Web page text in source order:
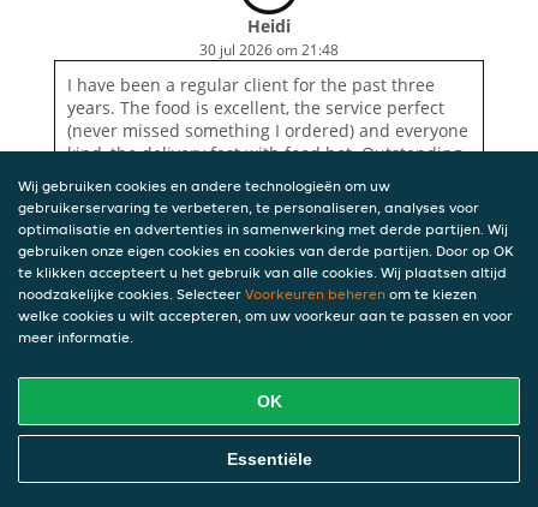
Heidi
30 jul 2026 om 21:48
I have been a regular client for the past three
years. The food is excellent, the service perfect
(never missed something I ordered) and everyone
kind, the delivery fast with food hot. Outstanding
Wij gebruiken cookies en andere technologieën om uw
gebruikerservaring te verbeteren, te personaliseren, analyses voor
optimalisatie en advertenties in samenwerking met derde partijen. Wij
gebruiken onze eigen cookies en cookies van derde partijen. Door op OK
te klikken accepteert u het gebruik van alle cookies. Wij plaatsen altijd
noodzakelijke cookies. Selecteer Voorkeuren beheren om te kiezen
welke cookies u wilt accepteren, om uw voorkeur aan te passen en voor
meer informatie.
OK
Essentiële